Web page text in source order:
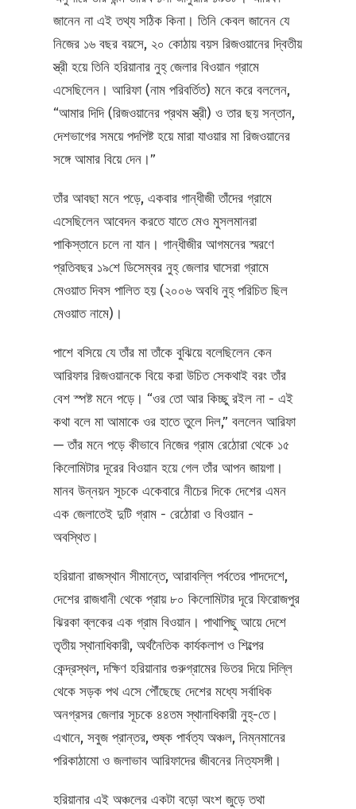
জানেন না এই তথ্য সঠিক কিনা। তিনি কেবল জানেন যে
নিজের ১৬ বছর বয়সে, ২০ কোঠায় বয়স রিজওয়ানের দ্বিতীয়
স্ত্রী হয়ে তিনি হরিয়ানার নুহ্‌ জেলার বিওয়ান গ্রামে
এসেছিলেন। আরিফা (নাম পরিবর্তিত) মনে করে বললেন,
“আমার দিদি (রিজওয়ানের প্রথম স্ত্রী) ও তার ছয় সন্তান,
দেশভাগের সময়ে পদপিষ্ট হয়ে মারা যাওয়ার মা রিজওয়ানের
সঙ্গে আমার বিয়ে দেন।”
তাঁর আবছা মনে পড়ে, একবার গান্ধীজী তাঁদের গ্রামে
এসেছিলেন আবেদন করতে যাতে মেও মুসলমানরা
পাকিস্তানে চলে না যান। গান্ধীজীর আগমনের স্মরণে
প্রতিবছর ১৯শে ডিসেম্বর নুহ্‌ জেলার ঘাসেরা গ্রামে
মেওয়াত দিবস পালিত হয় (২০০৬ অবধি নুহ্‌ পরিচিত ছিল
মেওয়াত নামে)।
পাশে বসিয়ে যে তাঁর মা তাঁকে বুঝিয়ে বলেছিলেন কেন
আরিফার রিজওয়ানকে বিয়ে করা উচিত সেকথাই বরং তাঁর
বেশ স্পষ্ট মনে পড়ে। “ওর তো আর কিচ্ছু রইল না - এই
কথা বলে মা আমাকে ওর হাতে তুলে দিল,” বললেন আরিফা
— তাঁর মনে পড়ে কীভাবে নিজের গ্রাম রেঠোরা থেকে ১৫
কিলোমিটার দূরের বিওয়ান হয়ে গেল তাঁর আপন জায়গা।
মানব উন্নয়ন সূচকে একেবারে নীচের দিকে দেশের এমন
এক জেলাতেই দুটি গ্রাম - রেঠোরা ও বিওয়ান -
অবস্থিত।
হরিয়ানা রাজস্থান সীমান্তে, আরাবল্লি পর্বতের পাদদেশে,
দেশের রাজধানী থেকে প্রায় ৮০ কিলোমিটার দূরে ফিরোজপুর
ঝিরকা ব্লকের এক গ্রাম বিওয়ান। পাথাপিছু আয়ে দেশে
তৃতীয় স্থানাধিকারী, অর্থনৈতিক কার্যকলাপ ও শিল্পের
কেন্দ্রস্থল, দক্ষিণ হরিয়ানার গুরুগ্রামের ভিতর দিয়ে দিল্লি
থেকে সড়ক পথ এসে পৌঁছেছে দেশের মধ্যে সর্বাধিক
অনগ্রসর জেলার সূচকে ৪৪তম স্থানাধিকারী নুহ্‌-তে।
এখানে, সবুজ প্রান্তর, শুষ্ক পার্বত্য অঞ্চল, নিম্নমানের
পরিকাঠামো ও জলাভাব আরিফাদের জীবনের নিত্যসঙ্গী।
হরিয়ানার এই অঞ্চলের একটা বড়ো অংশ জুড়ে তথা